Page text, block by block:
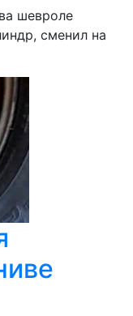
шевроле
сменил на